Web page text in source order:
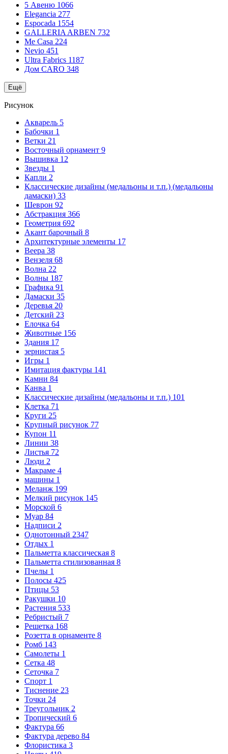
5 Авеню 1066
Elegancia 277
Espocada 1554
GALLERIA ARBEN 732
Me Casa 224
Nevio 451
Ultra Fabrics 1187
Дом CARO 348
Ещё
Рисунок
Акварель 5
Бабочки 1
Ветки 21
Восточный орнамент 9
Вышивка 12
Звезды 1
Капли 2
Классические дизайны (медальоны и т.п.) (медальоны
дамаски) 33
Шеврон 92
Абстракция 366
Геометрия 692
Акант барочный 8
Архитектурные элементы 17
Веера 38
Вензеля 68
Волна 22
Волны 187
Графика 91
Дамаски 35
Деревья 20
Детский 23
Елочка 64
Животные 156
Здания 17
зернистая 5
Игры 1
Имитация фактуры 141
Камни 84
Канва 1
Классические дизайны (медальоны и т.п.) 101
Клетка 71
Круги 25
Крупный рисунок 77
Купон 11
Линии 38
Листья 72
Люди 2
Макраме 4
машины 1
Меланж 199
Мелкий рисунок 145
Морской 6
Муар 84
Надписи 2
Однотонный 2347
Отдых 1
Пальметта классическая 8
Пальметта стилизованная 8
Пчелы 1
Полосы 425
Птицы 53
Ракушки 10
Растения 533
Ребристый 7
Решетка 168
Розетта в орнаменте 8
Ромб 143
Самолеты 1
Сетка 48
Сеточка 7
Спорт 1
Тиснение 23
Точки 24
Треугольник 2
Тропический 6
Фактура 66
Фактура дерево 84
Флористика 3